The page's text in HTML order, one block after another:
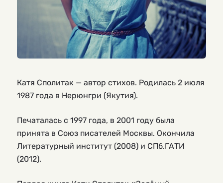
Катя Сполитак — автор стихов. Родилась 2 июля
1987 года в Нерюнгри (Якутия).
Печаталась с 1997 года, в 2001 году была
принята в Союз писателей Москвы. Окончила
Литературный институт (2008) и СПб.ГАТИ
(2012).